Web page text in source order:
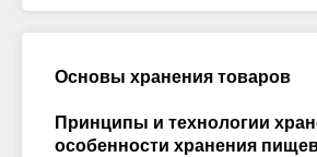
Основы хранения товаров
Принципы и технологии
особенности хранения